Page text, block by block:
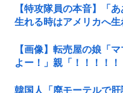
【特攻隊員の本音】「
生れる時はアメリカへ
【画像】転売屋の娘「
よー！」親「！！！！！
韓国人「廃モーテルで